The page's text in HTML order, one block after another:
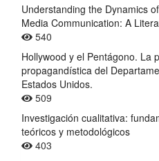
Understanding the Dynamics
Media Communication: A
540
Hollywood y el Pentágono. La
propagandística del
Estados Unidos.
509
Investigación cualitativa:
teóricos y metodológicos
403